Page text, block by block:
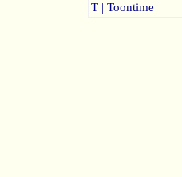
T | Toontime